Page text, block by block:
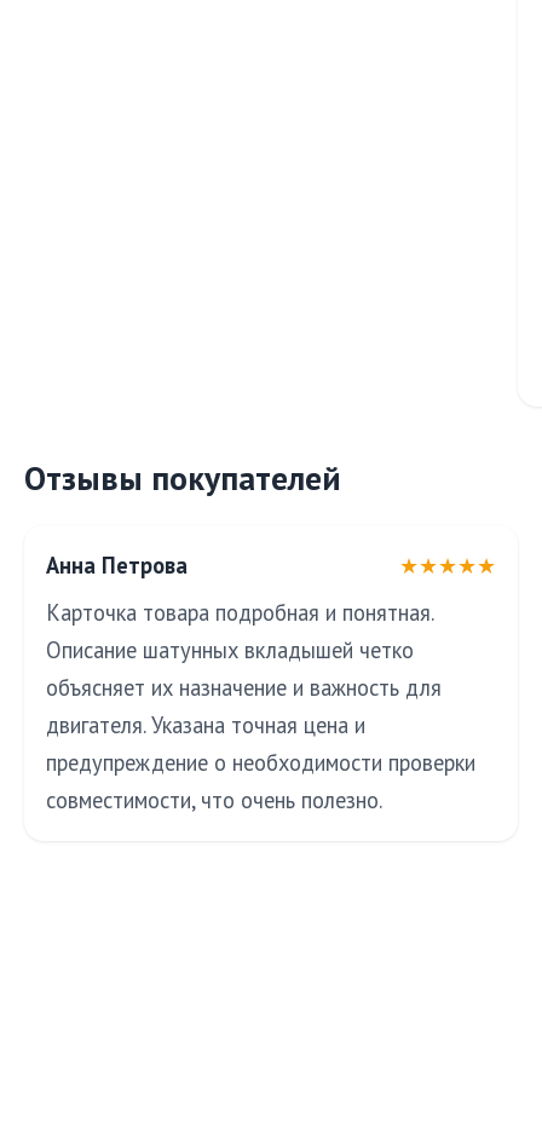
Отзывы покупателей
Анна Петрова
★★★★★
Карточка товара подробная и понятная.
Описание шатунных вкладышей четко
объясняет их назначение и важность для
двигателя. Указана точная цена и
предупреждение о необходимости проверки
совместимости, что очень полезно.